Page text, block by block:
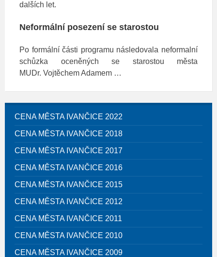
dalších let.
Neformální posezení se starostou
Po formální části programu následovala neformalní
schůzka oceněných se starostou města
MUDr. Vojtěchem Adamem …
CENA MĚSTA IVANČICE 2022
CENA MĚSTA IVANČICE 2018
CENA MĚSTA IVANČICE 2017
CENA MĚSTA IVANČICE 2016
CENA MĚSTA IVANČICE 2015
CENA MĚSTA IVANČICE 2012
CENA MĚSTA IVANČICE 2011
CENA MĚSTA IVANČICE 2010
CENA MĚSTA IVANČICE 2009